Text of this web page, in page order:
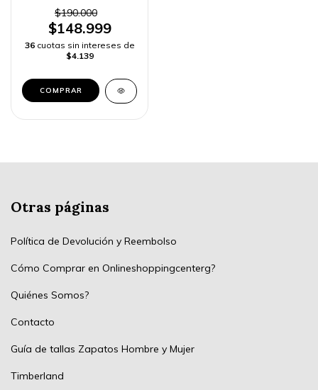
$190.000
$148.999
36 cuotas sin intereses de
$4.139
COMPRAR
Otras páginas
Política de Devolución y Reembolso
Cómo Comprar en Onlineshoppingcenterg?
Quiénes Somos?
Contacto
Guía de tallas Zapatos Hombre y Mujer
Timberland